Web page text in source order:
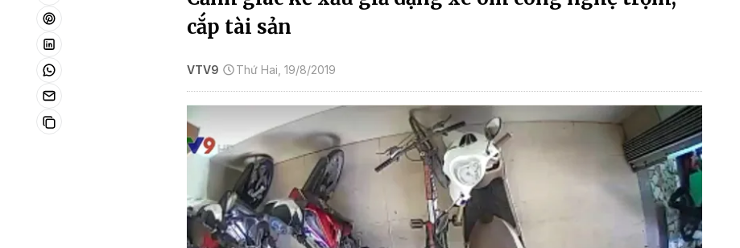
cắp tài sản
VTV9 Thứ Hai, 19/8/2019